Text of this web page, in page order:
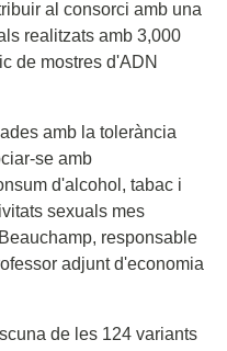
al consorci amb una
realitzats amb 3,000
de mostres d'ADN
amb la tolerància
se amb
d'alcohol, tabac i
sexuals mes
responsable
adjunt d'economia
de les 124 variants